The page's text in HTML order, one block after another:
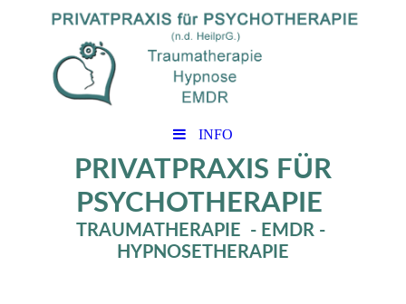
INFO
PRIVATPRAXIS FÜR
PSYCHOTHERAPIE
TRAUMATHERAPIE - EMDR -
HYPNOSETHERAPIE